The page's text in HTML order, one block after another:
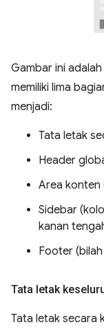
Gambar ini
memiliki lima
menjadi:
Tata letak
Header
Area konten
Sidebar
kanan
Footer
Tata letak
Tata letak secara